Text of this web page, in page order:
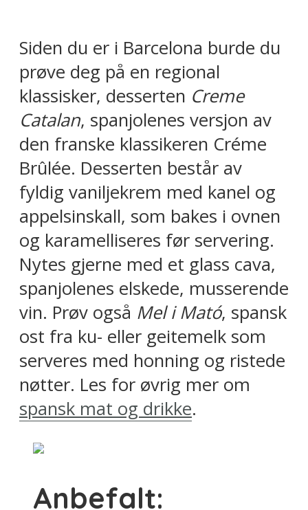
Siden du er i Barcelona burde du
prøve deg på en regional
klassisker, desserten Creme
Catalan, spanjolenes versjon av
den franske klassikeren Créme
Brûlée. Desserten består av
fyldig vaniljekrem med kanel og
appelsinskall, som bakes i ovnen
og karamelliseres før servering.
Nytes gjerne med et glass cava,
spanjolenes elskede, musserende
vin. Prøv også Mel i Mató, spansk
ost fra ku- eller geitemelk som
serveres med honning og ristede
nøtter. Les for øvrig mer om
spansk mat og drikke.
Anbefalt: